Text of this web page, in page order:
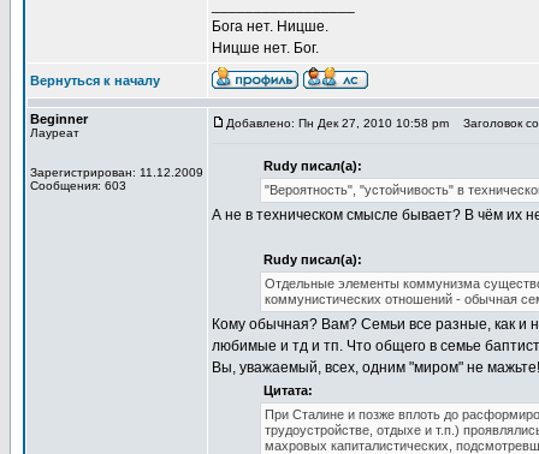
Бога нет. Ницше.
Ницше нет. Бог.
Вернуться к началу
Beginner
Лауреат
Зарегистрирован: 11.12.2009
Сообщения: 603
Добавлено: Пн Дек 27, 2010 10:58 pm Заголовок
Rudy писал(а):
"Вероятность", "устойчивость" в
А не в техническом смысле бывает? В чём их
Rudy писал(а):
Отдельные элементы коммунизма
коммунистических отношений - обычная
Кому обычная? Вам? Семьи все разные, как и
любимые и тд и тп. Что общего в семье
Вы, уважаемый, всех, одним "миром" не
Цитата:
При Сталине и позже вплоть до
трудоустройстве, отдыхе и т.п.)
махровых капиталистических,